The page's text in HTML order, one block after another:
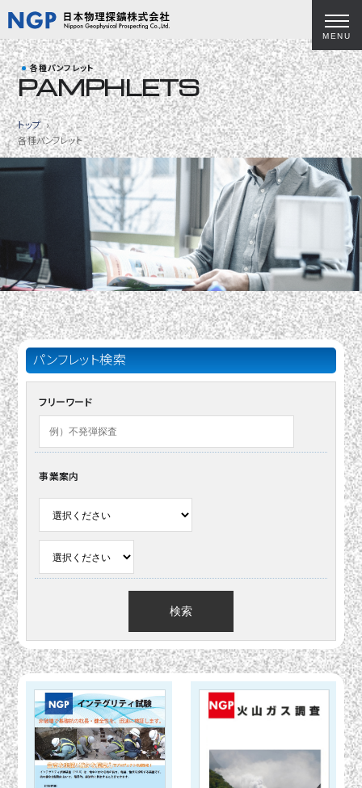
MENU
各種パンフレット
PAMPHLETS
トップ
各種パンフレット
パンフレット検索
フリーワード
事業案内
検索